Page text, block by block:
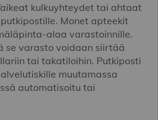
kulkuyhteydet tai ahtaat
Monet apteekit
alaa varastoinnille.
se varasto voidaan siirtää
tai takatiloihin. Putkiposti
muutamassa
automatisoitu tai